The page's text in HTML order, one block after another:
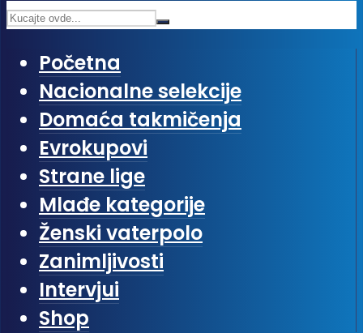
Početna
Nacionalne selekcije
Domaća takmičenja
Evrokupovi
Strane lige
Mlađe kategorije
Ženski vaterpolo
Zanimljivosti
Intervjui
Shop